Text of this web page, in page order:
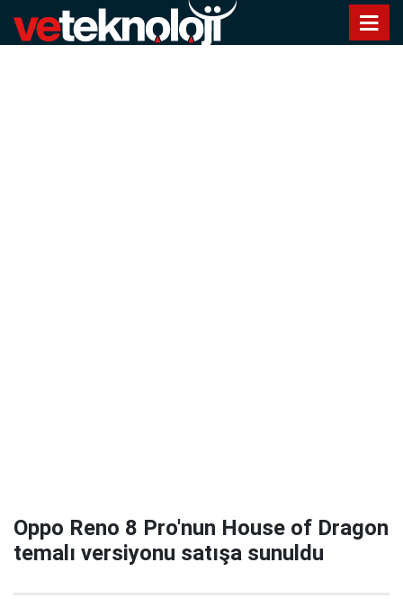
Oppo Reno 8 Pro'nun House of Dragon
temalı versiyonu satışa sunuldu